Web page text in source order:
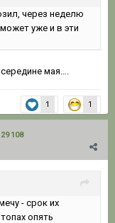
через неделю
уже и в эти
мая….
1 1
29 108
- срок их
опять